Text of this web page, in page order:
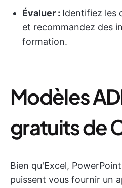
Évaluer : Identifiez les
et recommandez des
formation.
Modèles
gratuits de
Bien qu'Excel,
puissent vous fournir un